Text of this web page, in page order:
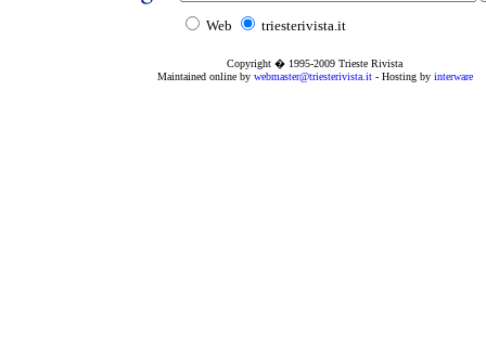
Web triesterivista.it
Copyright � 1995-2009 Trieste Rivista
Maintained online by webmaster@triesterivista.it- Hosting by interware